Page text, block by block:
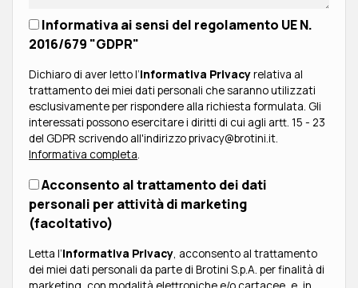
Informativa ai sensi del regolamento UE N.
2016/679 "GDPR"
Dichiaro di aver letto l’Informativa Privacyrelativa al
trattamento dei miei dati personali che saranno utilizzati
esclusivamente per rispondere alla richiesta formulata. Gli
interessati possono esercitare i diritti di cui agli artt. 15 - 23
del GDPR scrivendo all'indirizzo privacy@brotini.it.
Informativa completa.
Acconsento al trattamento dei dati
personali per attività di marketing
(facoltativo)
Letta l’Informativa Privacy, acconsento al trattamento
dei miei dati personali da parte di Brotini S.p.A. per finalità di